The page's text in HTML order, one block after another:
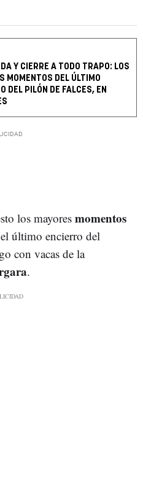
Y CIERRE A TODO TRAPO: LOS
MOMENTOS DEL ÚLTIMO
DEL PILÓN DE FALCES, EN
los mayores momentos
último encierro del
con vacas de la
.